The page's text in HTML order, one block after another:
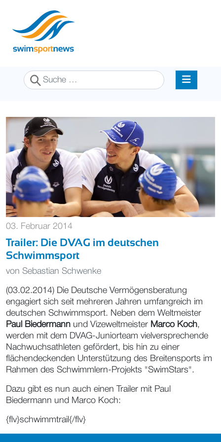
Suchen
03. Februar 2014
Trailer: Die DVAG im deutschen
Schwimmsport
von Sebastian Schwenke
(03.02.2014) Die Deutsche Vermögensberatung
engagiert sich seit mehreren Jahren umfangreich im
deutschen Schwimmsport. Neben dem Weltmeister
Paul Biedermann und Vizeweltmeister Marco Koch,
werden mit dem DVAG-Juniorteam vielversprechende
Nachwuchsathleten gefördert, bis hin zu einer
flächendeckenden Unterstützung des Breitensports im
Rahmen des Schwimmlern-Projekts "SwimStars".
Dazu gibt es nun auch einen Trailer mit Paul
Biedermann und Marco Koch:
{flv}schwimmtrail{/flv}